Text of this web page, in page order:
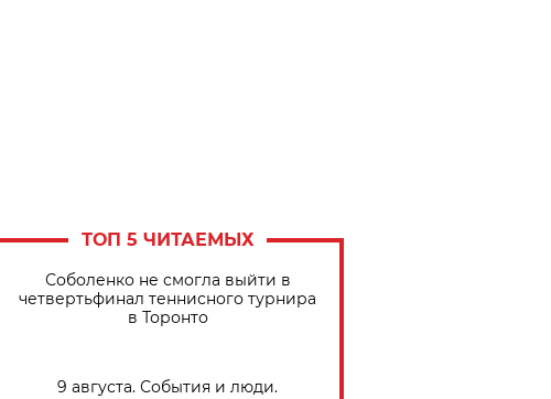
ТОП 5 ЧИТАЕМЫХ
Соболенко не смогла выйти в
четвертьфинал теннисного турнира
в Торонто
9 августа. События и люди.